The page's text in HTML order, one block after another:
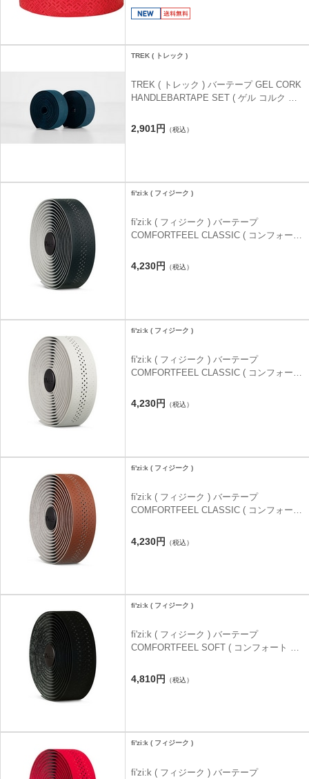
TREK ( トレック )
TREK ( トレック ) バーテープ GEL CORK
HANDLEBARTAPE SET ( ゲル コルク ハ
2,901円 （税込）
fi'zi:k ( フィジーク )
fi'zi:k ( フィジーク ) バーテープ
COMFORTFEEL CLASSIC ( コンフォート
4,230円 （税込）
fi'zi:k ( フィジーク )
fi'zi:k ( フィジーク ) バーテープ
COMFORTFEEL CLASSIC ( コンフォート
4,230円 （税込）
fi'zi:k ( フィジーク )
fi'zi:k ( フィジーク ) バーテープ
COMFORTFEEL CLASSIC ( コンフォート
4,230円 （税込）
fi'zi:k ( フィジーク )
fi'zi:k ( フィジーク ) バーテープ
COMFORTFEEL SOFT ( コンフォート ソ
4,810円 （税込）
fi'zi:k ( フィジーク )
fi'zi:k ( フィジーク ) バーテープ